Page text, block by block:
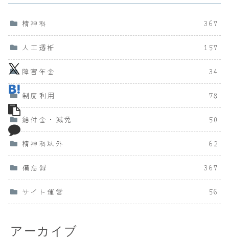
精神科 367
人工透析 157
障害年金 34
制度利用 78
給付金・減免 50
精神科以外 62
備忘録 367
サイト運営 56
アーカイブ